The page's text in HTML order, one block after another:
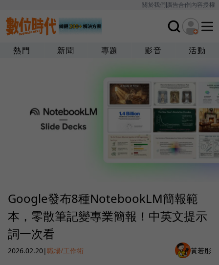
關於我們廣告合作內容授權
熱門 新聞 專題 影音 活動
Google發布8種NotebookLM簡報範
本，零散筆記變專業簡報！中英文提示
詞一次看
2026.02.20|職場/工作術 黃若彤